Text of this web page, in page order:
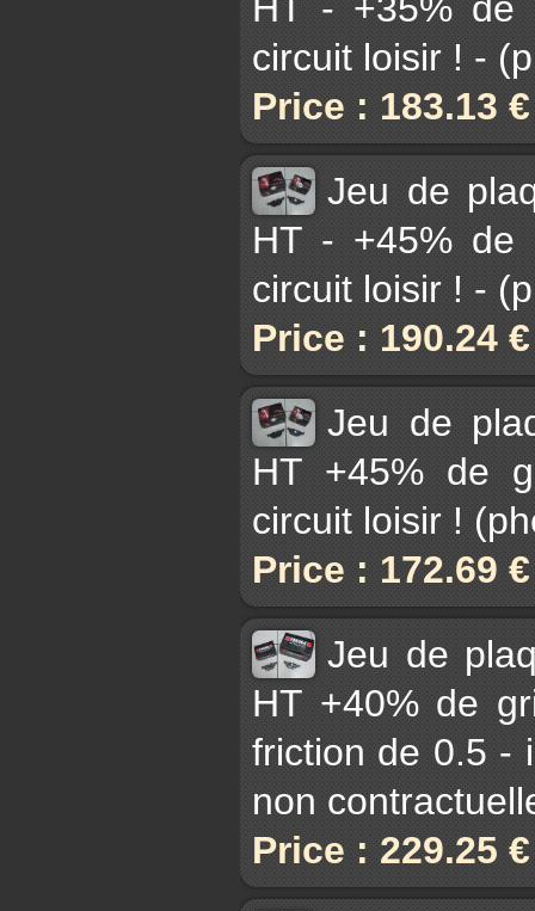
circuit loisir ! -
Price : 183.13
Jeu de
HT - +45% de
circuit loisir ! -
Price : 190.24
Jeu de
HT +45% de
circuit loisir !
Price : 172.69
Jeu de
HT +40% de
friction de 0.5 -
non
Price : 229.25